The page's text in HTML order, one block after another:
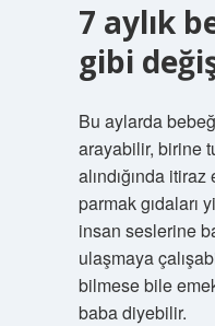
7 aylık
gibi
Bu aylarda
arayabilir, birine
alındığında
parmak gıdaları
insan seslerine
ulaşmaya
bilmese bile
baba diyebilir.